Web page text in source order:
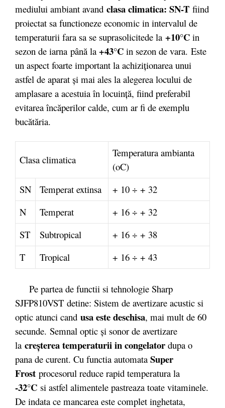
mediului ambiant avand clasa climatica: SN-T fiind
proiectat sa functioneze economic in intervalul de
temperaturii fara sa se suprasolicitede la +10°C in
sezon de iarna până la +43°C in sezon de vara. Este
un aspect foarte important la achiziţionarea unui
astfel de aparat şi mai ales la alegerea locului de
amplasare a acestuia în locuinţă, fiind preferabil
evitarea încăperilor calde, cum ar fi de exemplu
bucătăria.
Clasa climatica
Temperatura ambianta
(oC)
SN
Temperat extinsa
+ 10 ÷ + 32
N
Temperat
+ 16 ÷ + 32
ST
Subtropical
+ 16 ÷ + 38
T
Tropical + 16 ÷ + 43
Pe partea de functii si tehnologie Sharp
SJFP810VST detine: Sistem de avertizare acustic si
optic atunci cand usa este deschisa, mai mult de 60
secunde. Semnal optic şi sonor de avertizare
la creşterea temperaturii in congelator dupa o
pana de curent. Cu functia automata Super
Frost procesorul reduce rapid temperatura la
-32°C si astfel alimentele pastreaza toate vitaminele.
De indata ce mancarea este complet inghetata,